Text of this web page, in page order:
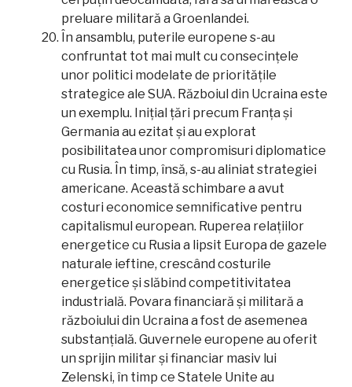
preluare militară a Groenlandei.
În ansamblu, puterile europene s-au
confruntat tot mai mult cu consecințele
unor politici modelate de prioritățile
strategice ale SUA. Războiul din Ucraina este
un exemplu. Inițial țări precum Franța și
Germania au ezitat și au explorat
posibilitatea unor compromisuri diplomatice
cu Rusia. În timp, însă, s-au aliniat strategiei
americane. Această schimbare a avut
costuri economice semnificative pentru
capitalismul european. Ruperea relațiilor
energetice cu Rusia a lipsit Europa de gazele
naturale ieftine, crescând costurile
energetice și slăbind competitivitatea
industrială. Povara financiară și militară a
războiului din Ucraina a fost de asemenea
substanțială. Guvernele europene au oferit
un sprijin militar și financiar masiv lui
Zelenski, în timp ce Statele Unite au